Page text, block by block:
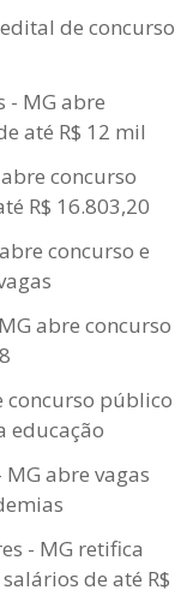
de concurso
- MG abre
até R$ 12 mil
concurso
R$ 16.803,20
concurso e
abre concurso
concurso público
educação
abre vagas
- MG retifica
de até R$